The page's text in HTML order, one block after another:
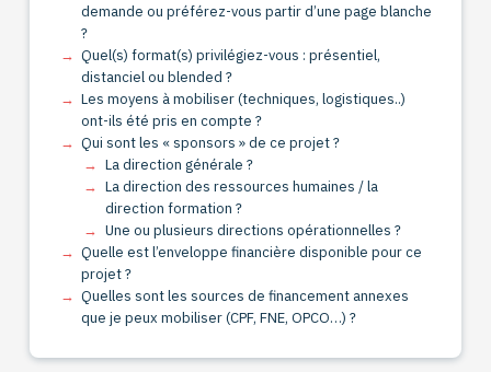
demande ou préférez-vous partir d’une page blanche
?
Quel(s) format(s) privilégiez-vous : présentiel,
distanciel ou blended ?
Les moyens à mobiliser (techniques, logistiques..)
ont-ils été pris en compte ?
Qui sont les « sponsors » de ce projet ?
La direction générale ?
La direction des ressources humaines / la
direction formation ?
Une ou plusieurs directions opérationnelles ?
Quelle est l’enveloppe financière disponible pour ce
projet ?
Quelles sont les sources de financement annexes
que je peux mobiliser (CPF, FNE, OPCO…) ?